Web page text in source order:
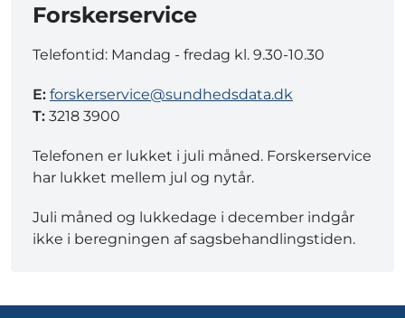
Forskerservice
Telefontid: Mandag - fredag kl. 9.30-10.30
E: forskerservice@sundhedsdata.dk
T: 3218 3900
Telefonen er lukket i juli måned. Forskerservice
har lukket mellem jul og nytår.
Juli måned og lukkedage i december indgår
ikke i beregningen af sagsbehandlingstiden.